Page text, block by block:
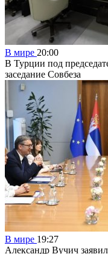
В мире 20:00
В Турции под
заседание Совбеза
В мире 19:27
Александр Вучич